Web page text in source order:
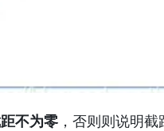
不为零 ，否则则说明